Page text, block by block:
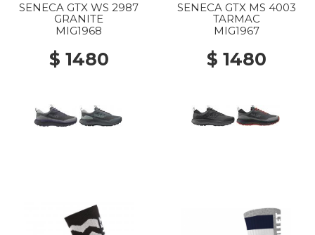
SENECA GTX WS 2987
GRANITE
MIG1968
$ 1480
SENECA GTX MS 4003
TARMAC
MIG1967
$ 1480